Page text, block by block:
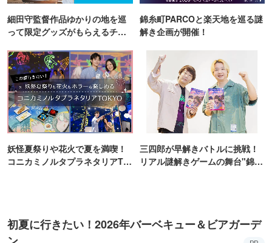
細田守監督作品ゆかりの地を巡
って限定グッズがもらえるチャ
錦糸町PARCOと楽天地を巡る謎
解き企画が開催！
妖怪夏祭りや花火で夏を満喫！
コニカミノルタプラネタリアTO
三四郎が早解きバトルに挑戦！
リアル謎解きゲームの舞台"錦糸
初夏に行きたい！2026年バーベキュー＆ビアガーデ